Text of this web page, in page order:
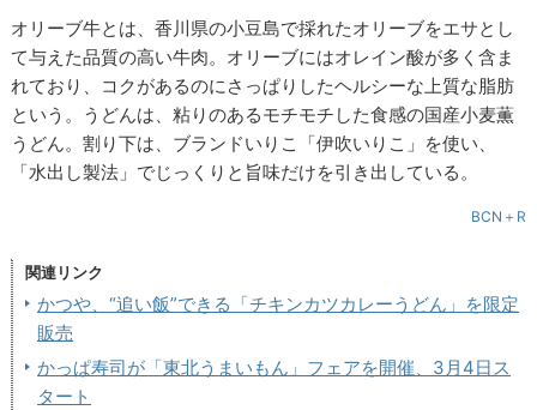
オリーブ牛とは、香川県の小豆島で採れたオリーブをエサとし
て与えた品質の高い牛肉。オリーブにはオレイン酸が多く含ま
れており、コクがあるのにさっぱりしたヘルシーな上質な脂肪
という。うどんは、粘りのあるモチモチした食感の国産小麦薫
うどん。割り下は、ブランドいりこ「伊吹いりこ」を使い、
「水出し製法」でじっくりと旨味だけを引き出している。
BCN＋R
関連リンク
かつや、“追い飯”できる「チキンカツカレーうどん」を限定
販売
かっぱ寿司が「東北うまいもん」フェアを開催、3月4日ス
タート